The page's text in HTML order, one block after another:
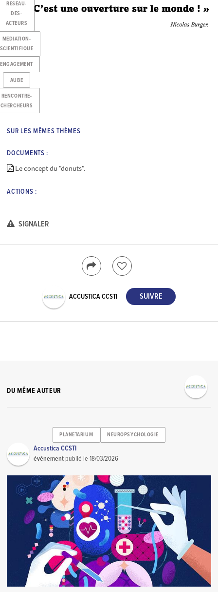
RESEAU-
DES-
ACTEURS
MEDIATION-
SCIENTIFIQUE
ENGAGEMENT
AUBE
RENCONTRE-
CHERCHEURS
SUR LES MÊMES THÈMES
DOCUMENTS :
Le concept du "donuts".
ACTIONS :
SIGNALER
ACCUSTICA CCSTI
DU MÊME AUTEUR
PLANETARIUM NEUROPSYCHOLOGIE
Accustica CCSTI
événement publié le18/03/2026